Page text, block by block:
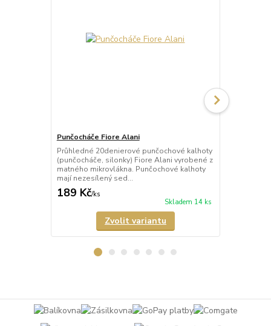
Punčocháče Fiore Alani
Průhledné 20denierové punčochové kalhoty
(punčocháče, silonky) Fiore Alani vyrobené z
matného mikrovlákna. Punčochové kalhoty
mají nezesílený sed...
189 Kč/ks
Skladem 14 ks
Zvolit variantu